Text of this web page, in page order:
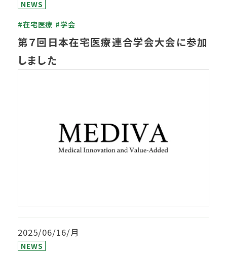
NEWS
#在宅医療 #学会
第７回日本在宅医療連合学会大会に参加
しました
2025/06/16/月
NEWS